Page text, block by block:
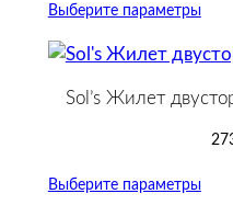
Выберите параметры
Sol’s Жилет
Выберите параметры